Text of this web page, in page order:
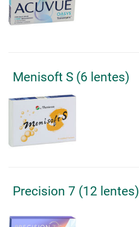
Menisoft S (6 lentes)
Precision 7 (12 lentes)